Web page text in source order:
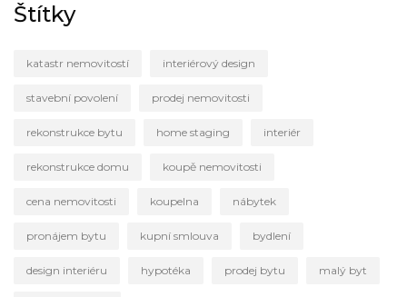
Štítky
katastr nemovitostí interiérový design
stavební povolení prodej nemovitosti
rekonstrukce bytu home staging interiér
rekonstrukce domu koupě nemovitosti
cena nemovitosti koupelna nábytek
pronájem bytu kupní smlouva bydlení
design interiéru hypotéka prodej bytu malý byt